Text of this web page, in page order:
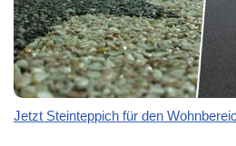
Jetzt Steinteppich für den